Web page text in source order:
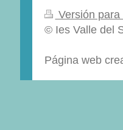
Versión
© Ies Valle del
Página web